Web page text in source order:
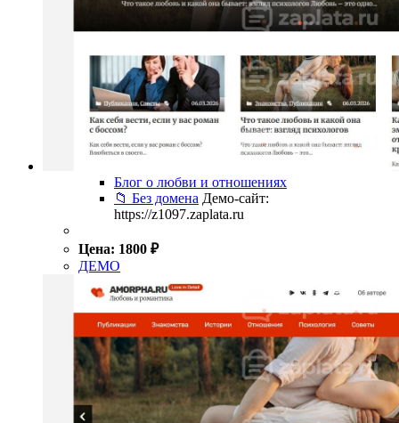
Блог о любви и отношениях
📁 Без домена Демо-сайт:
https://z1097.zaplata.ru
Цена: 1800 ₽
ДЕМО